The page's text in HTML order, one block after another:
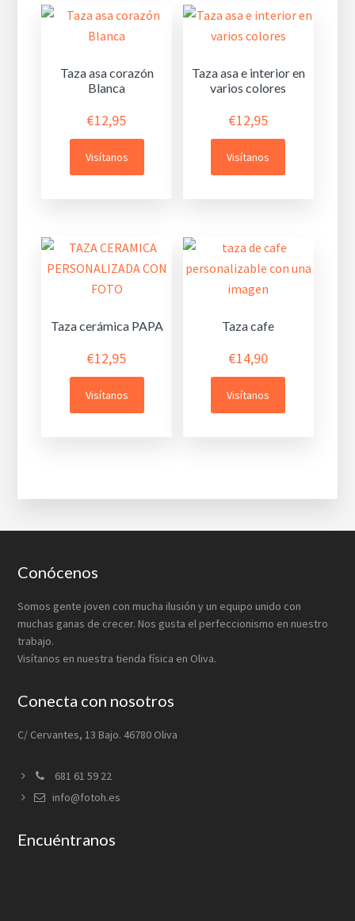
Taza asa corazón
Blanca
€12,95
Visítanos
Taza asa e interior en
varios colores
€12,95
Visítanos
Taza cerámica PAPA
€12,95
Visítanos
Taza cafe
€14,90
Visítanos
Footer
Conócenos
Somos gente joven con mucha ilusión y un equipo unido con
muchas ganas de crecer. Nos gusta el perfeccionismo en nuestro
trabajo.
Visítanos en nuestra tienda física en Oliva.
Conecta con nosotros
C/ Cervantes, 13 Bajo. 46780 Oliva
681 61 59 22
info@fotoh.es
Encuéntranos